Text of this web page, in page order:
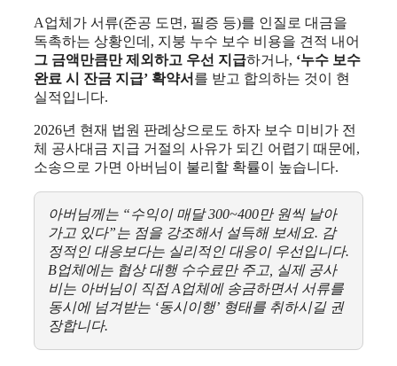
A업체가 서류(준공 도면, 필증 등)를 인질로 대금을
독촉하는 상황인데, 지붕 누수 보수 비용을 견적 내어
그 금액만큼만 제외하고 우선 지급하거나, ‘누수 보수
완료 시 잔금 지급’ 확약서 를 받고 합의하는 것이 현
실적입니다.
2026년 현재 법원 판례상으로도 하자 보수 미비가 전
체 공사대금 지급 거절의 사유가 되긴 어렵기 때문에,
소송으로 가면 아버님이 불리할 확률이 높습니다.
아버님께는 “수익이 매달 300~400만 원씩 날아
가고 있다”는 점을 강조해서 설득해 보세요. 감
정적인 대응보다는 실리적인 대응이 우선입니다.
B업체에는 협상 대행 수수료만 주고, 실제 공사
비는 아버님이 직접 A업체에 송금하면서 서류를
동시에 넘겨받는 ‘동시이행’ 형태를 취하시길 권
장합니다.